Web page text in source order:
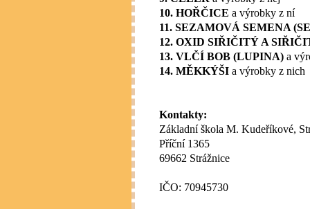
10. HOŘČICE a výrobky z ní
11. SEZAMOVÁ SEMENA
12. OXID SIŘIČITÝ A
13. VLČÍ BOB (LUPINA) a
14. MĚKKÝŠI a výrobky z nich
Kontakty:
Základní škola M. Kudeříkové,
Příční 1365
69662 Strážnice
IČO: 70945730